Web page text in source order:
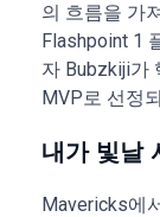
의 흐름을 가
Flashpoint 1
자 Bubzkiji가
MVP로 선정
내가 빛날
Mavericks에